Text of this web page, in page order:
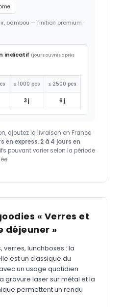
bambou — finition premium ·
indicatif (jours ouvrés après
≤ 1000 pcs ≤ 2500 pcs
3 j 6 j
ajoutez la livraison en France
en express, 2 à 4 jours en
pouvant varier selon la période
« Verres et
déjeuner »
verres, lunchboxes : la
est un classique du
un usage quotidien
gravure laser sur métal et la
permettent un rendu